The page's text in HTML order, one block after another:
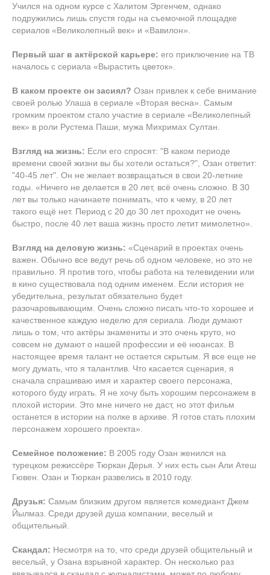
Учился на одном курсе с Халитом Эргенчем, однако
подружились лишь спустя годы на съемочной площадке
сериалов «Великолепный век» и «Вавилон».
Первый шаг в актёрской карьере: его приключение на ТВ
началось с сериала «Вырастить цветок».
В каком проекте он засиял? Озан привлек к себе внимание
своей ролью Улаша в сериале «Вторая весна». Самым
громким проектом стало участие в сериале «Великолепный
век» в роли Рустема Паши, мужа Михримах Султан.
Взгляд на жизнь: Если его спросят: "В каком периоде
времени своей жизни вы бы хотели остаться?", Озан ответит:
"40-45 лет". Он не желает возвращаться в свои 20-летние
годы. «Ничего не делается в 20 лет, всё очень сложно. В 30
лет вы только начинаете понимать, что к чему, в 20 лет
такого ещё нет. Период с 20 до 30 лет проходит не очень
быстро, после 40 лет ваша жизнь просто летит мимолетно».
Взгляд на деловую жизнь: «Сценарий в проектах очень
важен. Обычно все ведут речь об одном человеке, но это не
правильно. Я против того, чтобы работа на телевидении или
в кино существовала под одним именем. Если история не
убедительна, результат обязательно будет
разочаровывающим. Очень сложно писать что-то хорошее и
качественное каждую неделю для сериала. Люди думают
лишь о том, что актёры знамениты и это очень круто, но
совсем не думают о нашей профессии и её нюансах. В
настоящее время талант не остается скрытым. Я все еще не
могу думать, что я талантлив. Что касается сценария, я
сначала спрашиваю имя и характер своего персонажа,
которого буду играть. Я не хочу быть хорошим персонажем в
плохой истории. Это мне ничего не даст, но этот фильм
останется в истории на полке в архиве. Я готов стать плохим
персонажем хорошего проекта».
Семейное положение: В 2005 году Озан женился на
турецком режиссёре Тюркан Дерья. У них есть сын Али Атеш
Гювен. Озан и Тюркан развелись в 2010 году.
Друзья: Самым близким другом является комедиант Джем
Йылмаз. Среди друзей душа компании, веселый и
общительный.
Скандал: Несмотря на то, что среди друзей общительный и
веселый, у Озана взрывной характер. Он несколько раз